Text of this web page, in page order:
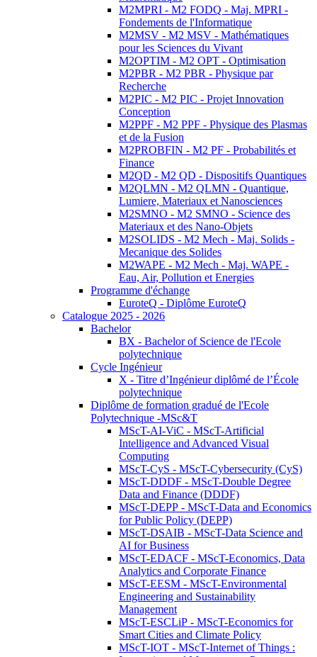
M2MPRI - M2 FODQ - Maj. MPRI -
Fondements de l'Informatique
M2MSV - M2 MSV - Mathématiques
pour les Sciences du Vivant
M2OPTIM - M2 OPT - Optimisation
M2PBR - M2 PBR - Physique par
Recherche
M2PIC - M2 PIC - Projet Innovation
Conception
M2PPF - M2 PPF - Physique des Plasmas
et de la Fusion
M2PROBFIN - M2 PF - Probabilités et
Finance
M2QD - M2 QD - Dispositifs Quantiques
M2QLMN - M2 QLMN - Quantique,
Lumiere, Materiaux et Nanosciences
M2SMNO - M2 SMNO - Science des
Materiaux et des Nano-Objets
M2SOLIDS - M2 Mech - Maj. Solids -
Mecanique des Solides
M2WAPE - M2 Mech - Maj. WAPE -
Eau, Air, Pollution et Energies
Programme d'échange
EuroteQ - Diplôme EuroteQ
Catalogue 2025 - 2026
Bachelor
BX - Bachelor of Science de l'Ecole
polytechnique
Cycle Ingénieur
X - Titre d’Ingénieur diplômé de l’École
polytechnique
Diplôme de formation gradué de l'Ecole
Polytechnique -MSc&T
MScT-AI-ViC - MScT-Artificial
Intelligence and Advanced Visual
Computing
MScT-CyS - MScT-Cybersecurity (CyS)
MScT-DDDF - MScT-Double Degree
Data and Finance (DDDF)
MScT-DEPP - MScT-Data and Economics
for Public Policy (DEPP)
MScT-DSAIB - MScT-Data Science and
AI for Business
MScT-EDACF - MScT-Economics, Data
Analytics and Corporate Finance
MScT-EESM - MScT-Environmental
Engineering and Sustainability
Management
MScT-ESCLiP - MScT-Economics for
Smart Cities and Climate Policy
MScT-IOT - MScT-Internet of Things :